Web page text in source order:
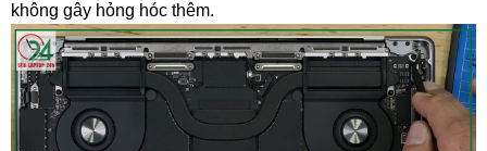
không gây hỏng hóc thêm.